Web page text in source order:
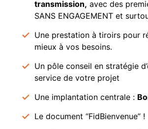
transmission, avec des
SANS ENGAGEMENT et
Une prestation à tiroirs pour
mieux à vos besoins.
Un pôle conseil en stratégie
service de votre projet
Une implantation centrale :
Le document “FidBienvenue” !